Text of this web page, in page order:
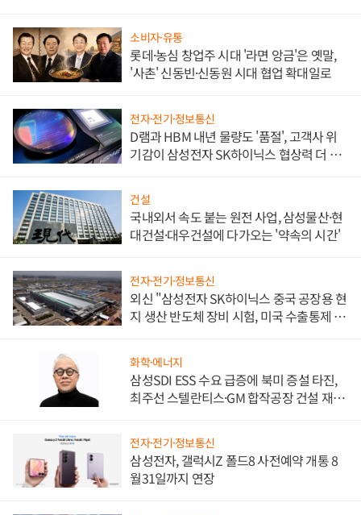
소비자·유통
롯데·농심 창업주 시대 '라면 앙금'은 옛말,
'사촌' 신동빈·신동원 시대 협업 확대일로
전자·전기·정보통신
D램과 HBM 내년 물량도 '품절', 고객사 위
기감이 삼성전자 SK하이닉스 협상력 더 키
건설
국내외서 속도 붙는 원전 사업, 삼성물산·현
대건설·대우건설에 다가오는 '약속의 시간'
전자·전기·정보통신
외신 "삼성전자 SK하이닉스 중국 공장용 현
지 생산 반도체 장비 시험, 미국 수출통제 대
화학·에너지
삼성SDI ESS 수요 급증에 북미 증설 타진,
최주선 스텔란티스·GM 합작공장 건설 재추
전자·전기·정보통신
삼성전자, 갤럭시Z 폴드8 사전예약 개통 8
월31일까지 연장